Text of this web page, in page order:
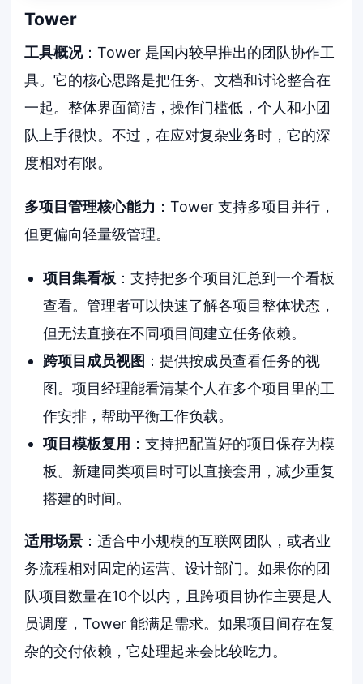
Tower
工具概况：Tower 是国内较早推出的团队协作工
具。它的核心思路是把任务、文档和讨论整合在
一起。整体界面简洁，操作门槛低，个人和小团
队上手很快。不过，在应对复杂业务时，它的深
度相对有限。
多项目管理核心能力 ：Tower 支持多项目并行，
但更偏向轻量级管理。
项目集看板 ：支持把多个项目汇总到一个看板
查看。管理者可以快速了解各项目整体状态，
但无法直接在不同项目间建立任务依赖。
跨项目成员视图 ：提供按成员查看任务的视
图。项目经理能看清某个人在多个项目里的工
作安排，帮助平衡工作负载。
项目模板复用 ：支持把配置好的项目保存为模
板。新建同类项目时可以直接套用，减少重复
搭建的时间。
适用场景 ：适合中小规模的互联网团队，或者业
务流程相对固定的运营、设计部门。如果你的团
队项目数量在10个以内，且跨项目协作主要是人
员调度，Tower 能满足需求。如果项目间存在复
杂的交付依赖，它处理起来会比较吃力。